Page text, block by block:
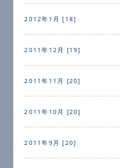
2012年1月 [18]
2011年12月 [19]
2011年11月 [20]
2011年10月 [20]
2011年9月 [20]